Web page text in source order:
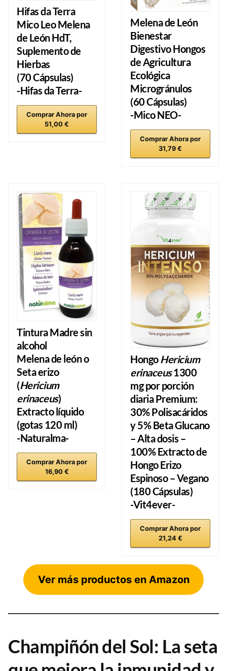
Hifas da Terra
Mico LeoMelena
de León HdT,
Suplemento de
Hierbas
(70 Cápsulas)
-Hifas da Terra-
Comprar Ahora por
51,00 €
Melena de León
Bienestar
Digestivo Hongos
de Agricultura
Ecológica
Microgránulos
(60 Cápsulas)
-Mico NEO-
Comprar Ahora por
31,79 €
Tintura Madre sin
alcohol
Melena de león o
Seta erizo
(Hericium
erinaceus)
Extracto líquido
(gotas 120 ml)
-Naturalma-
Comprar Ahora por
16,90 €
Hongo Hericium
erinaceus1300
mg por porción
diaria Premium:
30% Polisacáridos
y 5% Beta Glucano
– Alta dosis –
100% Extracto de
Hongo Erizo
Espinoso – Vegano
(180 Cápsulas)
-Vit4ever-
Comprar Ahora por
21,24 €
Ver más productos en Amazon
Champiñón del Sol: La seta